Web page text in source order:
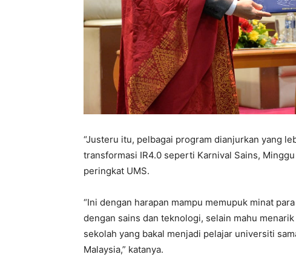
“Justeru itu, pelbagai program dianjurkan yang
transformasi IR4.0 seperti Karnival Sains,
peringkat UMS.
“Ini dengan harapan mampu memupuk minat
dengan sains dan teknologi, selain mahu
sekolah yang bakal menjadi pelajar universiti
Malaysia,” katanya.